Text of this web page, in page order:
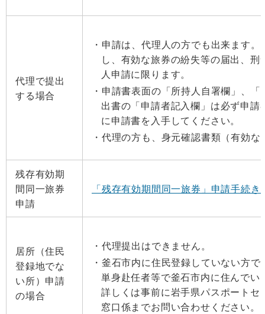
代理で提出
する場合
申請は、代理人の方でも出来ます
し、有効な旅券の紛失等の届出、
人申請に限ります。
申請書表面の「所持人自署欄」、
出書の「申請者記入欄」は必ず申
に申請書を入手してください。
代理の方も、身元確認書類（有効
残存有効期
間同一旅券
申請
「残存有効期間同一旅券」申請手続き
居所（住民
登録地でな
い所）申請
の場合
代理提出はできません。
釜石市内に住民登録していない方
単身赴任者等で釜石市内に住んで
詳しくは事前に岩手県パスポート
窓口係までお問い合わせください。